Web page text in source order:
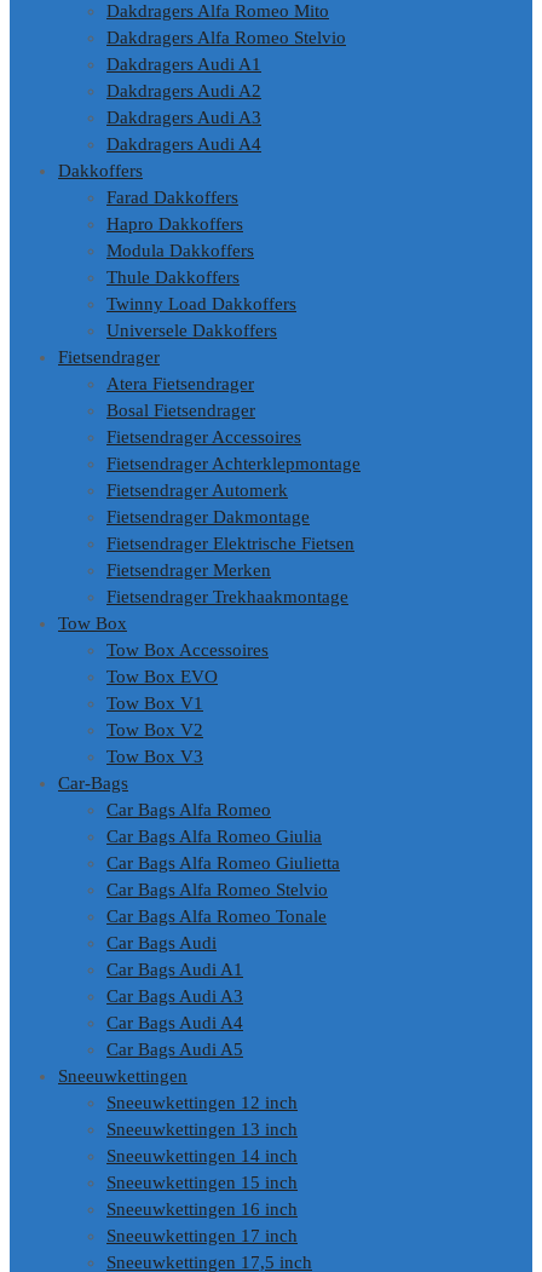
Dakdragers Alfa Romeo Mito
Dakdragers Alfa Romeo Stelvio
Dakdragers Audi A1
Dakdragers Audi A2
Dakdragers Audi A3
Dakdragers Audi A4
Dakkoffers
Farad Dakkoffers
Hapro Dakkoffers
Modula Dakkoffers
Thule Dakkoffers
Twinny Load Dakkoffers
Universele Dakkoffers
Fietsendrager
Atera Fietsendrager
Bosal Fietsendrager
Fietsendrager Accessoires
Fietsendrager Achterklepmontage
Fietsendrager Automerk
Fietsendrager Dakmontage
Fietsendrager Elektrische Fietsen
Fietsendrager Merken
Fietsendrager Trekhaakmontage
Tow Box
Tow Box Accessoires
Tow Box EVO
Tow Box V1
Tow Box V2
Tow Box V3
Car-Bags
Car Bags Alfa Romeo
Car Bags Alfa Romeo Giulia
Car Bags Alfa Romeo Giulietta
Car Bags Alfa Romeo Stelvio
Car Bags Alfa Romeo Tonale
Car Bags Audi
Car Bags Audi A1
Car Bags Audi A3
Car Bags Audi A4
Car Bags Audi A5
Sneeuwkettingen
Sneeuwkettingen 12 inch
Sneeuwkettingen 13 inch
Sneeuwkettingen 14 inch
Sneeuwkettingen 15 inch
Sneeuwkettingen 16 inch
Sneeuwkettingen 17 inch
Sneeuwkettingen 17,5 inch